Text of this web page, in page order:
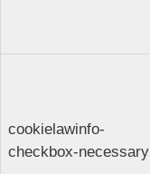
cookielawinfo-
checkbox-necessary